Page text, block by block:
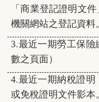
「商業登記證明文
機關網站之登記資料
3.最近一期勞工保險
數之頁面）
4.最近一期納稅證明
或免稅證明文件影本